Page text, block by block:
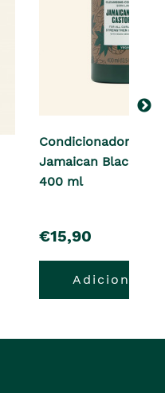
Condicionador de
Jamaican Black
400 ml
pre�o
€15,90
Adicionar